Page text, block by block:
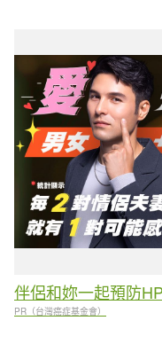
伴侶和妳一起預防
PR（台灣癌症基金會）